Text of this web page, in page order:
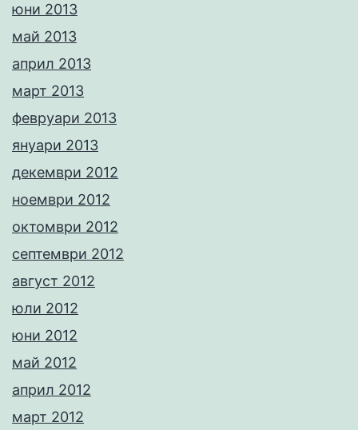
юни 2013
май 2013
април 2013
март 2013
февруари 2013
януари 2013
декември 2012
ноември 2012
октомври 2012
септември 2012
август 2012
юли 2012
юни 2012
май 2012
април 2012
март 2012